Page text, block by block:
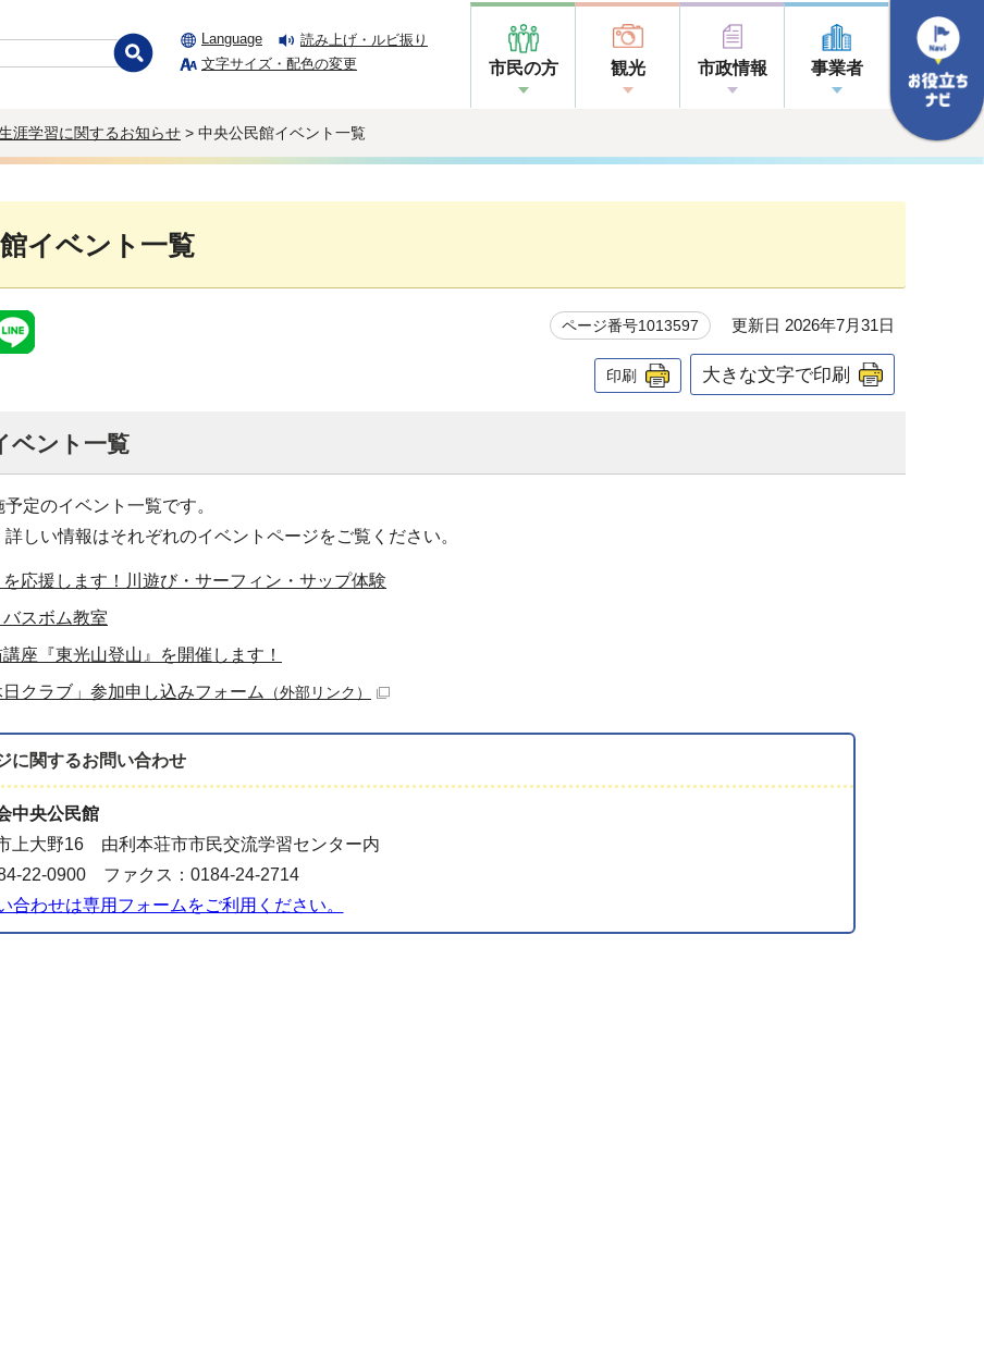
Language
読み上げ・ルビ振り
文字サイズ・配色の変更
市民の方 観光 市政情報 事業者
涯学習に関するお知らせ > 中央公民館イベント一覧
イベント一覧
ページ番号1013597 更新日 2026年7月31日
印刷 大きな文字で印刷
ベント一覧
定のイベント一覧です。
しい情報はそれぞれのイベントページをご覧ください。
応援します！川遊び・サーフィン・サップ体験
スボム教室
座『東光山登山』を開催します！
日クラブ」参加申し込みフォーム
（外部リンク）
に関するお問い合わせ
中央公民館
上大野16 由利本荘市市民交流学習センター内
22-0900 ファクス：0184-24-2714
合わせは専用フォームをご利用ください。